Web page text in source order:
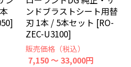
ンドブラストシート用替
刃 1本 / 5本セット [RO-
ZEC-U3100]
販売価格（税込）
7,150 ～ 33,000円